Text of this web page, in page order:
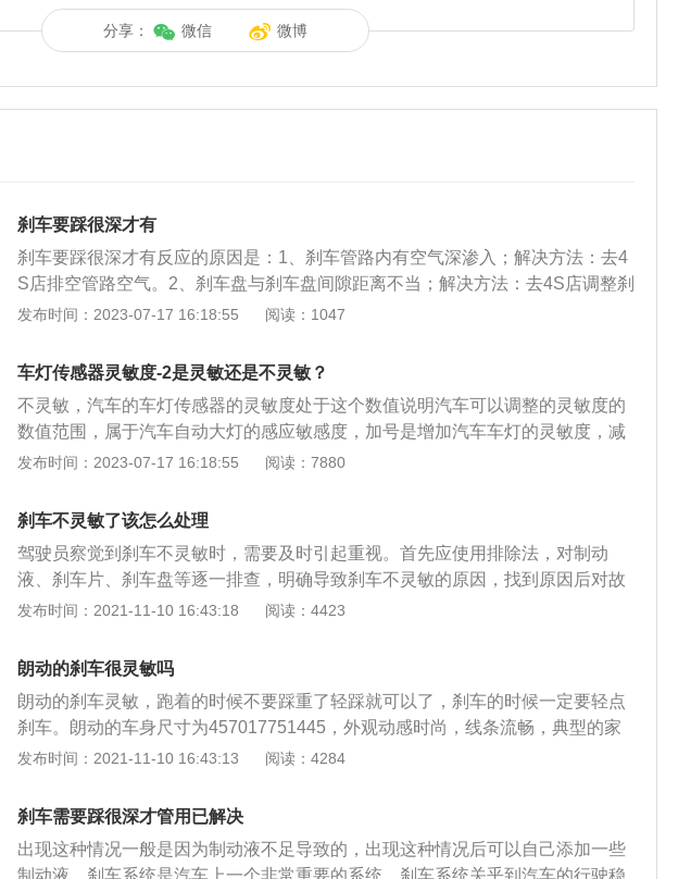
分享： 微信 微博
刹车要踩很深才有
刹车要踩很深才有反应的原因是：1、刹车管路内有空气深渗入；解决方法：去4
S店排空管路空气。2、刹车盘与刹车盘间隙距离不当；解决方法：去4S店调整刹
车盘与刹车盘距离。3、总泵不正常或损坏；解决方法：去4S店检查维修汽车总
杂水分的话需要更换和排空刹车油。5、分泵漏油；解决方法：去4S店检查维修
汽车分泵。刹车也称为制动，是指运行中的机动车辆及其他运输工具机械停止、
减低速度的动作，其分为鼓式刹车和盘式刹车。
发布时间：2023-07-17 16:18:55 阅读：1047
车灯传感器灵敏度-2是灵敏还是不灵敏？
不灵敏，汽车的车灯传感器的灵敏度处于这个数值说明汽车可以调整的灵敏度的
数值范围，属于汽车自动大灯的感应敏感度，加号是增加汽车车灯的灵敏度，减
号是汽车车灯的减少灵敏度。以下是拓展资料：1、车灯传感器灵敏度：需要根
好。4、操作：灵敏度的调节可以参照驾驶手册的操作提示进行操作调节，或者
到4S店找工作人员由专业的师傅帮忙调整。
发布时间：2023-07-17 16:18:55 阅读：7880
刹车不灵敏了该怎么处理
驾驶员察觉到刹车不灵敏时，需要及时引起重视。首先应使用排除法，对制动
液、刹车片、刹车盘等逐一排查，明确导致刹车不灵敏的原因，找到原因后对故
障进行处理。故障排查：1.检查制动液是否需正常。储液罐里的制动液液位应在
否有渗漏，接着检查制动系统有无泄漏，排除泄漏后补充制动液。2.检查刹车片
是否变薄。刹车片的作用原理是挤压在刹车盘或者刹车毂之间，起到摩擦作用，
从而使车辆达到减速刹车的目的。由于其工作时总是伴随摩擦，所以车辆使用时
间一长一定会面临磨损和消耗。可以通过观察刹车片两侧凸起是位置的磨损情
况，当凸起标志小于2-3毫米，则需要更换刹车片。3.检查检查刹车盘。刹车盘除
物造成磨损。这种磨损是不均匀的，可能会出现部分磨损较深的情况，只要有部
分磨损情况超过安全使用的临界时，就必须更换刹车毂。驾驶员掌握一定的车辆
安全知识，在车辆发生故障时能及时发现，及早排查，这样才更有助于安全出
发布时间：2021-11-10 16:43:18 阅读：4423
朗动的刹车很灵敏吗
朗动的刹车灵敏，跑着的时候不要踩重了轻踩就可以了，刹车的时候一定要轻点
刹车。朗动的车身尺寸为457017751445，外观动感时尚，线条流畅，典型的家
族脸谱，线条少了些锋利但多了些饱满，看起来更和谐中庸一点。内饰方面，纯
人眼前一亮，大面积的软质材料手感厚实、做工细腻。座椅表面采用了细密的花
纹处理，很有质感；仪表盘设计动感，操作方便。配置方面，配备了腰部调节功
能，搭载智能钥匙+一键启动、驾驶席通风座椅、ESS紧急制动提醒、风挡自动
发布时间：2021-11-10 16:43:13 阅读：4284
刹车需要踩很深才管用已解决
出现这种情况一般是因为制动液不足导致的，出现这种情况后可以自己添加一些